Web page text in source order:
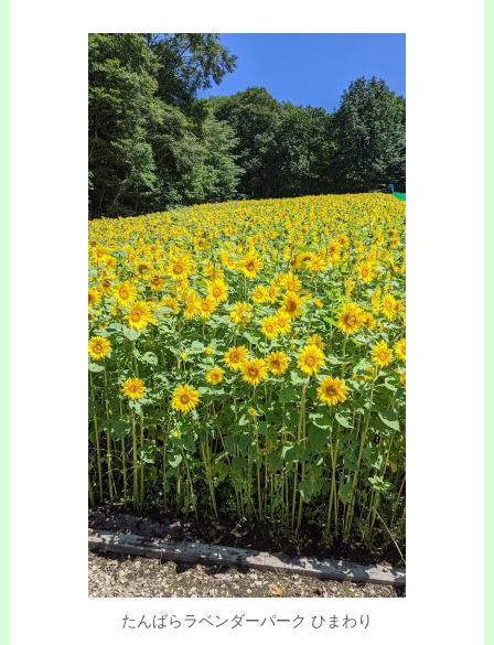
たんばらラベンダーパーク ひまわり